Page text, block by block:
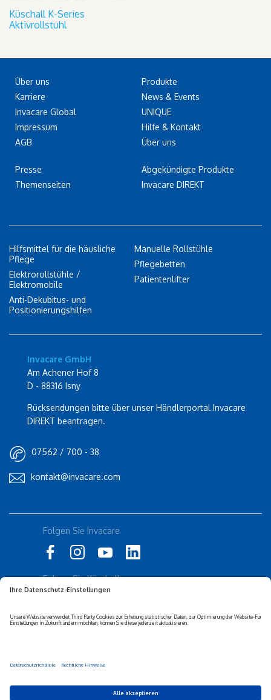
Küschall K-Series
Aktivrollstuhl
Über uns
Karriere
Invacare Global
Impressum
AGB
Presse
Themenseiten
Produkte
News & Events
UNIQUE
Hilfe & Kontakt
Über uns
Abgekündigte Produkte
Invacare DIREKT
Hilfsmittel für die häusliche
Pflege
Elektrorollstühle /
Elektromobile
Anti-Dekubitus- und
Positionierungshilfen
Manuelle Rollstühle
Pflegebetten
Patientenlifter
Invacare GmbH
Am Achener Hof 8
D - 88316 Isny
Rücksendungen bitte über unser Händlerportal Invacare
DIREKT beantragen.
07562 / 700 - 38
kontakt@invacare.com
Barrierefreiheits-erklärung
Folgen Sie Invacare
Folgen Sie Küschall